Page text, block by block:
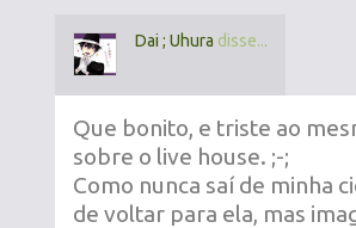
Dai ; Uhura disse...
Que bonito, e triste ao
sobre o live house. ;-;
Como nunca saí de minha
de voltar para ela, mas